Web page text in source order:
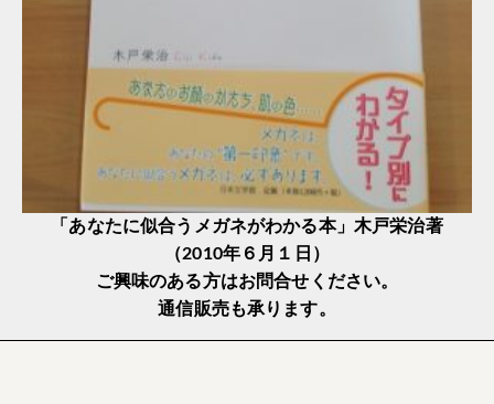
「あなたに似合うメガネがわかる本」木戸栄治著
（2010年６月１日）
ご興味のある方はお問合せください。
通信販売も承ります。